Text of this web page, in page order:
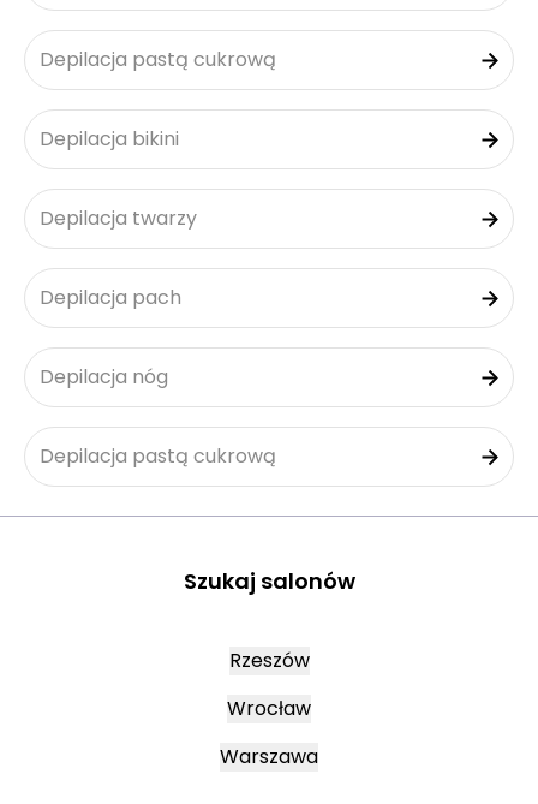
Depilacja pastą cukrową
Depilacja bikini
Depilacja twarzy
Depilacja pach
Depilacja nóg
Depilacja pastą cukrową
Szukaj salonów
Rzeszów
Wrocław
Warszawa